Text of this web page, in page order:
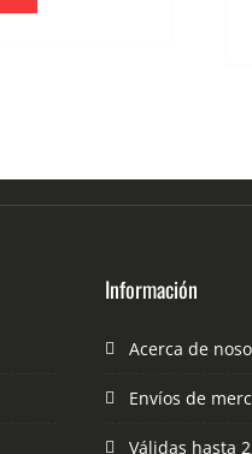
Información
Acerca de
Envíos de
Válidas hasta